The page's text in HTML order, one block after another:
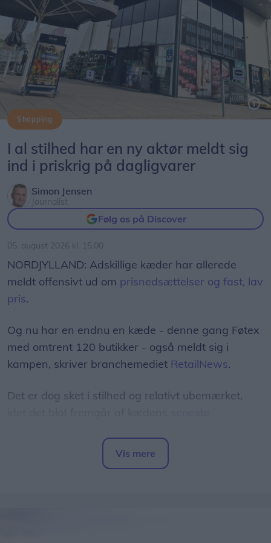
Shopping
I al stilhed har en ny aktør meldt sig
ind i priskrig på dagligvarer
Simon Jensen
Journalist
Følg os på Discover
05. august 2026 kl. 15.00
NORDJYLLAND: Adskillige kæder har allerede
meldt offensivt ud om prisnedsættelser og fast, lav
pris.
Og nu har en endnu en kæde - denne gang Føtex
med omtrent 120 butikker - også meldt sig i
kampen, skriver branchemediet RetailNews.
Det er dog sket i stilhed og relativt ubemærket,
100 dagligvarer "til discountniveau".
Vis mere